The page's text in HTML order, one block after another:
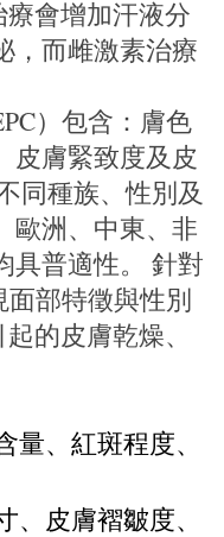
會增加汗液分
，而雌激素治療
）包含：膚色
皮膚緊致度及皮
同種族、性別及
歐洲、中東、非
具普適性。 針對
面部特徵與性別
的皮膚乾燥、
量、紅斑程度、
、皮膚褶皺度、